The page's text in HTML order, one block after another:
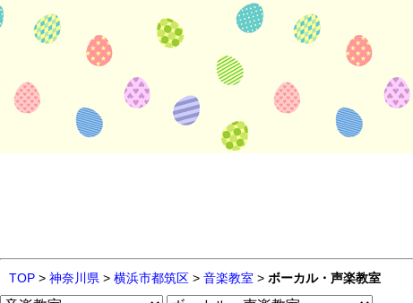
TOP > 神奈川県 > 横浜市都筑区 > 音楽教室 > ボーカル・声楽教室